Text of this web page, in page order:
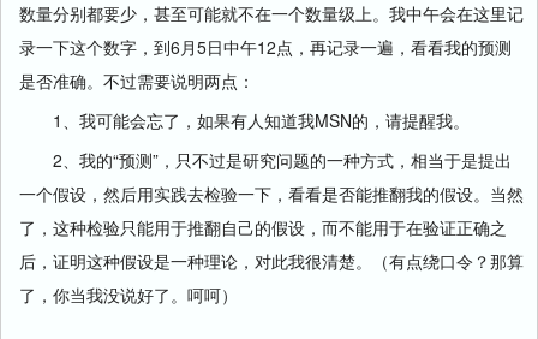
数量分别都要少，甚至可能就不在一个数量级上。我中午会在这里记
录一下这个数字，到6月5日中午12点，再记录一遍，看看我的预测
是否准确。不过需要说明两点：
1、我可能会忘了，如果有人知道我MSN的，请提醒我。
2、我的“预测”，只不过是研究问题的一种方式，相当于是提出
一个假设，然后用实践去检验一下，看看是否能推翻我的假设。当然
了，这种检验只能用于推翻自己的假设，而不能用于在验证正确之
后，证明这种假设是一种理论，对此我很清楚。（有点绕口令？那算
了，你当我没说好了。呵呵）